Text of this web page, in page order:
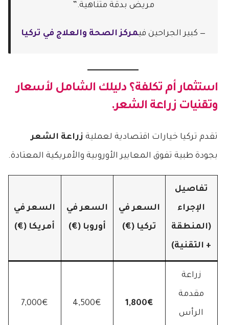
مريض بدقة متناهية.”
— كبير الجراحين فيمركز الصحة والعلاج في تركيا
استثمار أم تكلفة؟ دليلك الشامل لأسعار
وتقنيات زراعة الشعر.
تقدم تركيا خيارات اقتصادية لعملية زراعة الشعر
بجودة طبية تفوق المعايير الأوروبية والأمريكية المعتادة.
تفاصيل
الإجراء
(المنطقة
+ التقنية)
السعر في
تركيا (€)
السعر في
أوروبا (€)
السعر في
أمريكا (€)
زراعة
مقدمة
الرأس
1,800€
4,500€
7,000€